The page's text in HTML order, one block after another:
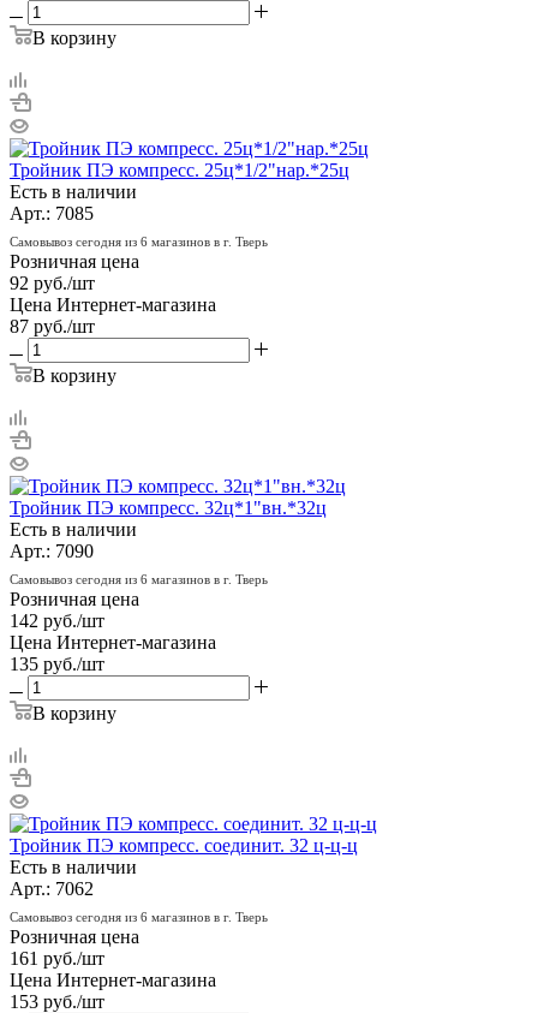
В корзину
Тройник ПЭ компресс. 25ц*1/2"нар.*25ц
Есть в наличии
Арт.: 7085
Самовывоз сегодня из 6 магазинов в г. Тверь
Розничная цена
92 руб./шт
Цена Интернет-магазина
87 руб./шт
В корзину
Тройник ПЭ компресс. 32ц*1"вн.*32ц
Есть в наличии
Арт.: 7090
Самовывоз сегодня из 6 магазинов в г. Тверь
Розничная цена
142 руб./шт
Цена Интернет-магазина
135 руб./шт
В корзину
Тройник ПЭ компресс. соединит. 32 ц-ц-ц
Есть в наличии
Арт.: 7062
Самовывоз сегодня из 6 магазинов в г. Тверь
Розничная цена
161 руб./шт
Цена Интернет-магазина
153 руб./шт